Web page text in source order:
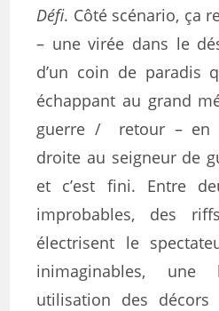
Défi. Côté scénario, ça
– une virée dans le
d’un coin de paradis
échappant au grand
guerre / retour – en
droite au seigneur de
et c’est fini. Entre
improbables, des
électrisent le
inimaginables,
utilisation des décors